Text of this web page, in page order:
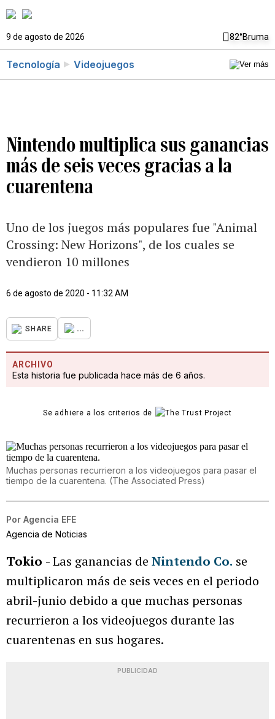
9 de agosto de 2026 82°Bruma
Tecnología Videojuegos
Nintendo multiplica sus ganancias
más de seis veces gracias a la
cuarentena
Uno de los juegos más populares fue "Animal
Crossing: New Horizons", de los cuales se
vendieron 10 millones
6 de agosto de 2020 - 11:32 AM
SHARE ...
ARCHIVO
Esta historia fue publicada hace más de 6 años.
Se adhiere a los criterios de
Muchas personas recurrieron a los videojuegos para pasar el
tiempo de la cuarentena. (The Associated Press)
Por Agencia EFE
Agencia de Noticias
Tokio - Las ganancias de Nintendo Co. se
multiplicaron más de seis veces en el periodo
abril-junio debido a que muchas personas
recurrieron a los videojuegos durante las
cuarentenas en sus hogares.
PUBLICIDAD